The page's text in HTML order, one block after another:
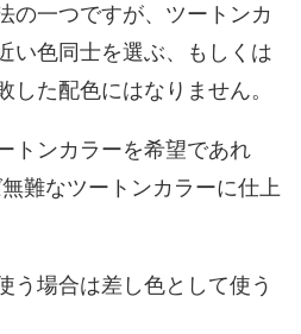
の一つですが、ツートンカ
い色同士を選ぶ、もしくは
した配色にはなりません。
トンカラーを希望であれ
難なツートンカラーに仕上
う場合は差し色として使う